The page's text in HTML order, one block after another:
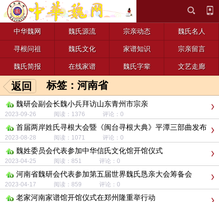
中华魏网 魏氏源流 宗亲动态 魏氏名人
寻根问祖 魏氏文化 家谱知识 宗亲留言
魏氏简报 在线家谱 魏氏字辈 文艺走廊
返回 标签：河南省
魏研会副会长魏小兵拜访山东青州市宗亲
2023-09-26 阅读：1376 评论：0
首届两岸姓氏寻根大会暨《闽台寻根大典》平潭三部曲发布
会
2023-08-28 阅读：1071 评论：0
魏姓委员会代表参加中华信氏文化馆开馆仪式
2023-04-25 阅读：851 评论：0
河南省魏研会代表参加第五届世界魏氏恳亲大会筹备会
2023-04-17 阅读：859 评论：0
老家河南家谱馆开馆仪式在郑州隆重举行动